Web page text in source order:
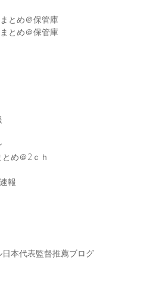
とめ＠保管庫
とめ＠保管庫
め＠2ｃｈ
報
本代表監督推薦ブログ